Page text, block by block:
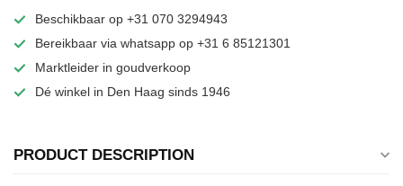
Beschikbaar op +31 070 3294943
Bereikbaar via whatsapp op +31 6 85121301
Marktleider in goudverkoop
Dé winkel in Den Haag sinds 1946
PRODUCT DESCRIPTION